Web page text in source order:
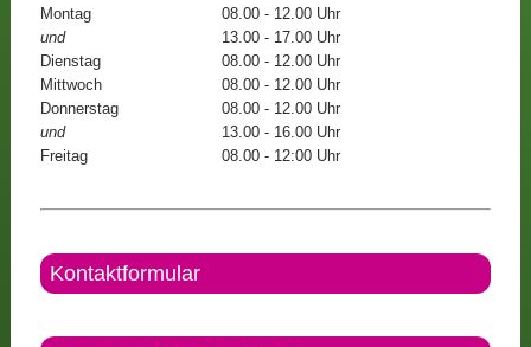
Montag
08.00 - 12.00 Uhr
und
13.00 - 17.00 Uhr
Dienstag
08.00 - 12.00 Uhr
Mittwoch
08.00 - 12.00 Uhr
Donnerstag
08.00 - 12.00 Uhr
und
13.00 - 16.00 Uhr
Freitag
08.00 - 12:00 Uhr
Kontaktformular